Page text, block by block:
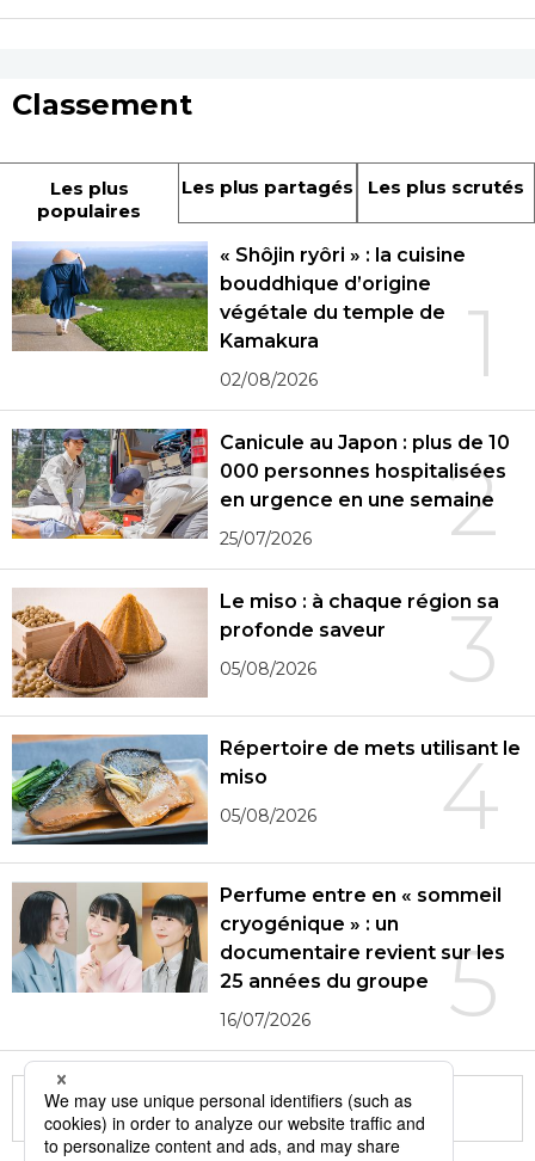
Classement
Les plus
populaires
Les plus partagés Les plus scrutés
1
« Shôjin ryôri » : la cuisine
bouddhique d’origine
végétale du temple de
Kamakura
02/08/2026
2
Canicule au Japon : plus de 10
000 personnes hospitalisées
en urgence en une semaine
25/07/2026
3
Le miso : à chaque région sa
profonde saveur
05/08/2026
4
Répertoire de mets utilisant le
miso
05/08/2026
5
Perfume entre en « sommeil
cryogénique » : un
documentaire revient sur les
25 années du groupe
16/07/2026
More in this series